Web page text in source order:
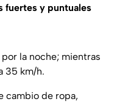
fuertes y puntuales
la noche; mientras
35 km/h.
cambio de ropa,